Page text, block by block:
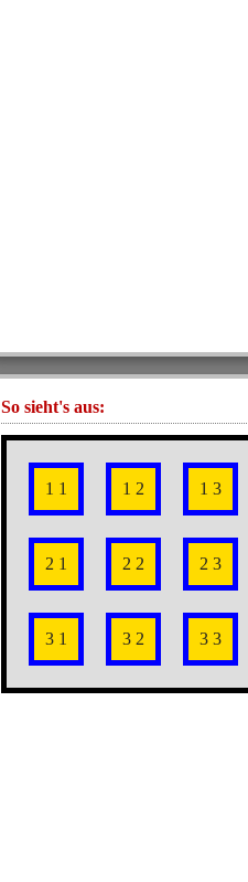
So sieht's aus:
1 1 1 2 1 3
2 1 2 2 2 3
3 1 3 2 3 3